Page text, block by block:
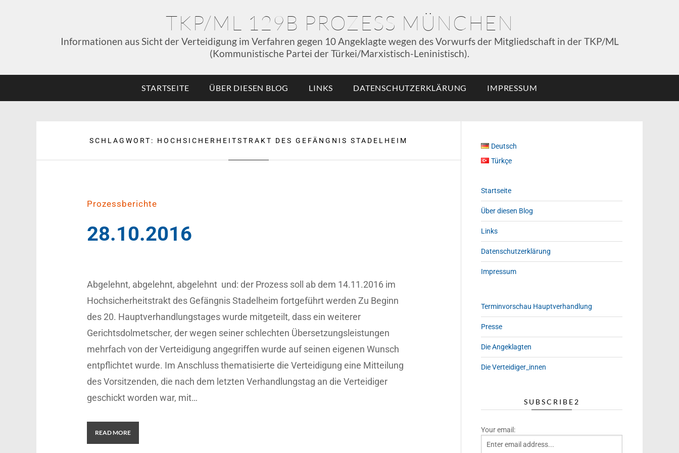
TKP/ML 129B PROZESS MÜNCHEN
Informationen aus Sicht der Verteidigung im Verfahren gegen 10 Angeklagte wegen des Vorwurfs der Mitgliedschaft in der TKP/ML
(Kommunistische Partei der Türkei/Marxistisch-Leninistisch).
STARTSEITE ÜBER DIESEN BLOG LINKS DATENSCHUTZERKLÄRUNG IMPRESSUM
SCHLAGWORT: HOCHSICHERHEITSTRAKT DES GEFÄNGNIS STADELHEIM
Prozessberichte
28.10.2016
Abgelehnt, abgelehnt, abgelehnt und: der Prozess soll ab dem 14.11.2016 im
Hochsicherheitstrakt des Gefängnis Stadelheim fortgeführt werden Zu Beginn
des 20. Hauptverhandlungstages wurde mitgeteilt, dass ein weiterer
Gerichtsdolmetscher, der wegen seiner schlechten Übersetzungsleistungen
mehrfach von der Verteidigung angegriffen wurde auf seinen eigenen Wunsch
entpflichtet wurde. Im Anschluss thematisierte die Verteidigung eine Mitteilung
des Vorsitzenden, die nach dem letzten Verhandlungstag an die Verteidiger
geschickt worden war, mit…
READ MORE
Deutsch
Türkçe
Startseite
Über diesen Blog
Links
Datenschutzerklärung
Impressum
Terminvorschau Hauptverhandlung
Presse
Die Angeklagten
Die Verteidiger_innen
SUBSCRIBE2
Your email: